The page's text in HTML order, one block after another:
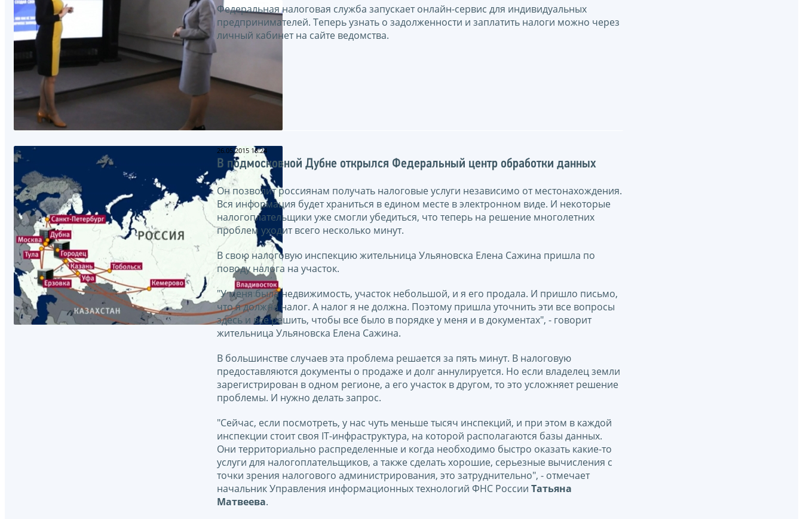
Федеральная налоговая служба запускает онлайн-сервис для индивидуальных
предпринимателей. Теперь узнать о задолженности и заплатить налоги можно через
личный кабинет на сайте ведомства.
26.05.2015 18:24
В подмосковной Дубне открылся Федеральный центр обработки данных
Он позволит россиянам получать налоговые услуги независимо от местонахождения.
Вся информация будет храниться в едином месте в электронном виде. И некоторые
налогоплательщики уже смогли убедиться, что теперь на решение многолетних
проблем уходит всего несколько минут.
В свою налоговую инспекцию жительница Ульяновска Елена Сажина пришла по
поводу налога на участок.
"У меня была недвижимость, участок небольшой, и я его продала. И пришло письмо,
что я должна налог. А налог я не должна. Поэтому пришла уточнить эти все вопросы
здесь и все решить, чтобы все было в порядке у меня и в документах", - говорит
жительница Ульяновска Елена Сажина.
В большинстве случаев эта проблема решается за пять минут. В налоговую
предоставляются документы о продаже и долг аннулируется. Но если владелец земли
зарегистрирован в одном регионе, а его участок в другом, то это усложняет решение
проблемы. И нужно делать запрос.
"Сейчас, если посмотреть, у нас чуть меньше тысяч инспекций, и при этом в каждой
инспекции стоит своя IT-инфраструктура, на которой располагаются базы данных.
Они территориально распределенные и когда необходимо быстро оказать какие-то
услуги для налогоплательщиков, а также сделать хорошие, серьезные вычисления с
точки зрения налогового администрирования, это затруднительно", - отмечает
начальник Управления информационных технологий ФНС России Татьяна
Матвеева.